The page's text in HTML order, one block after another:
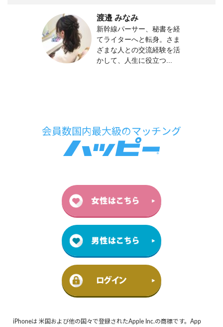
渡邉 みなみ
新幹線パーサー、秘書を経
てライターへと転身。さま
ざまな人との交流経験を活
かして、人生に役立つ...
iPhoneは 米国および他の国々で登録されたApple Inc.の商標です。App